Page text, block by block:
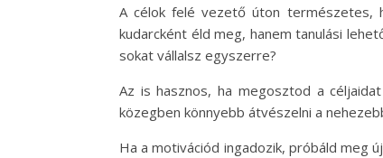
A célok felé vezető úton természetes,
kudarcként éld meg, hanem tanulási
sokat vállalsz egyszerre?
Az is hasznos, ha megosztod a
közegben könnyebb átvészelni a
Ha a motivációd ingadozik, próbáld meg